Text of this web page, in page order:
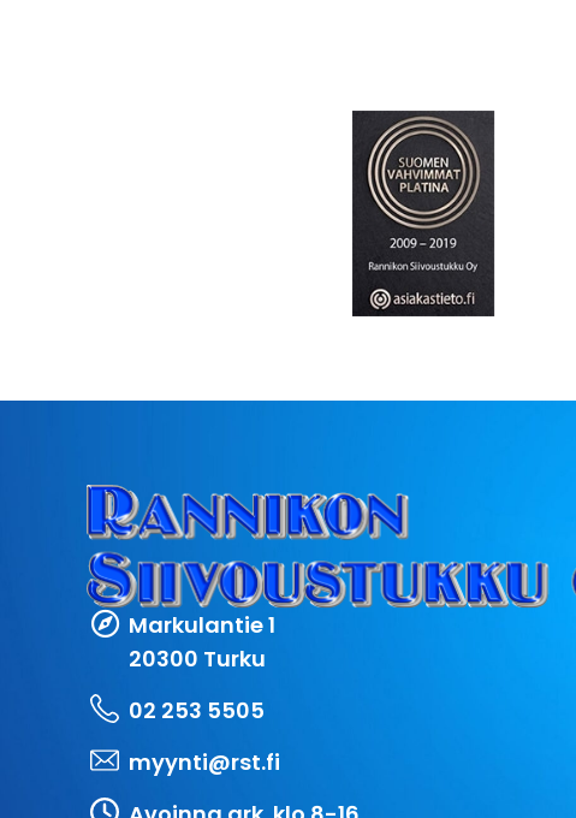
Markulantie 1
20300 Turku
02 253 5505
myynti@rst.fi